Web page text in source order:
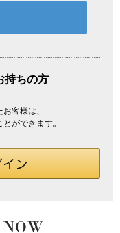
持ちの方
客様は、
ができます。